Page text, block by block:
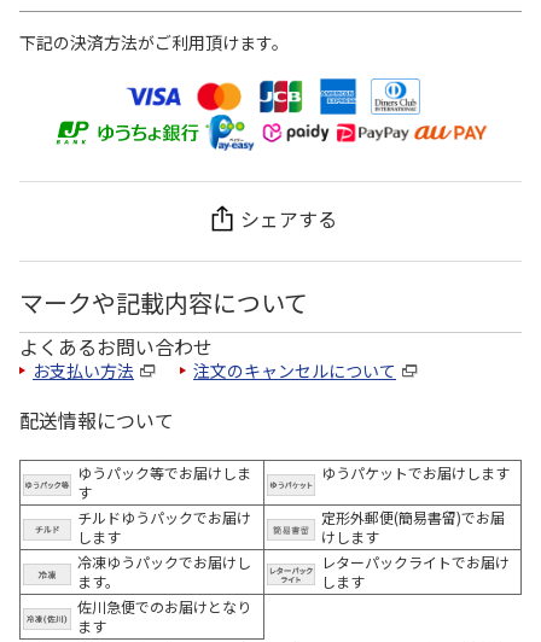
下記の決済方法がご利用頂けます。
シェアする
マークや記載内容について
よくあるお問い合わせ
お支払い方法 注文のキャンセルについて
配送情報について
ゆうパック等でお届けしま
す
ゆうパケットでお届けします
チルドゆうパックでお届け
します
定形外郵便(簡易書留)でお届
けします
冷凍ゆうパックでお届けし
ます。
レターパックライトでお届け
します
佐川急便でのお届けとなり
ます